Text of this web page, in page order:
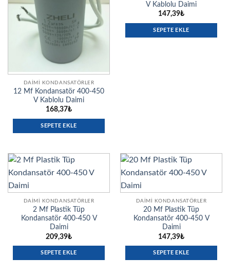
DAIMI KONDANSATÖRLER
12 Mf Kondansatör 400-450
V Kablolu Daimi
168,37₺
SEPETE EKLE
V Kablolu Daimi
147,39₺
SEPETE EKLE
DAIMI KONDANSATÖRLER
2 Mf Plastik Tüp
Kondansatör 400-450 V
Daimi
209,39₺
SEPETE EKLE
DAIMI KONDANSATÖRLER
20 Mf Plastik Tüp
Kondansatör 400-450 V
Daimi
147,39₺
SEPETE EKLE